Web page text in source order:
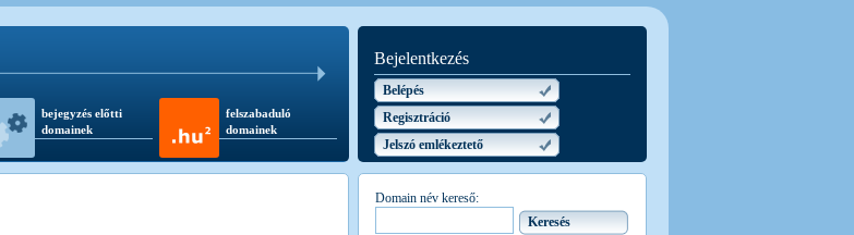
bejegyzés előtti
domainek
felszabaduló
domainek
Bejelentkezés
Belépés
Regisztráció
Jelszó emlékeztető
Domain név kereső: